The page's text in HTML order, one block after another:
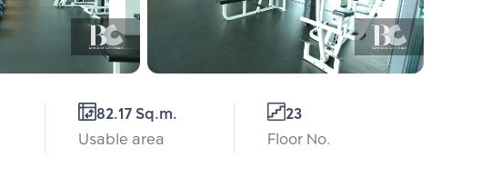
82.17 Sq.m.
Usable area
23
Floor No.